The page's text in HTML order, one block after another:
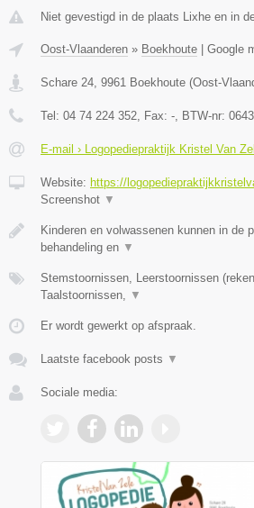
Niet gevestigd in de plaats Lixhe en in
Oost-Vlaanderen » Boekhoute Google
Schare 24, 9961 Boekhoute (Oost-
Tel: 04 74 224 352, Fax: -, BTW-nr:
E-mail › Logopediepraktijk Kristel Van
Website: https://
Screenshot ▼
Kinderen en volwassenen kunnen in de
behandeling en ▼
Stemstoornissen, Leerstoornissen
Taalstoornissen, ▼
Er wordt gewerkt op afspraak.
Laatste facebook posts ▼
Sociale media: